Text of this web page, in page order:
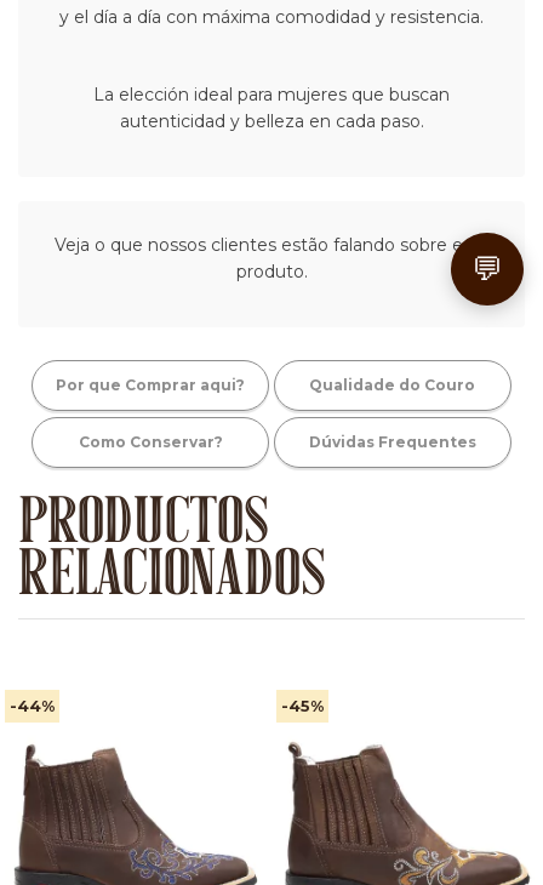
y el día a día con máxima comodidad y resistencia.
La elección ideal para mujeres que buscan
autenticidad y belleza en cada paso.
Veja o que nossos clientes estão falando sobre este
produto.
Por que Comprar aqui? Qualidade do Couro
Como Conservar? Dúvidas Frequentes
PRODUCTOS
RELACIONADOS
-44% -45%
💬